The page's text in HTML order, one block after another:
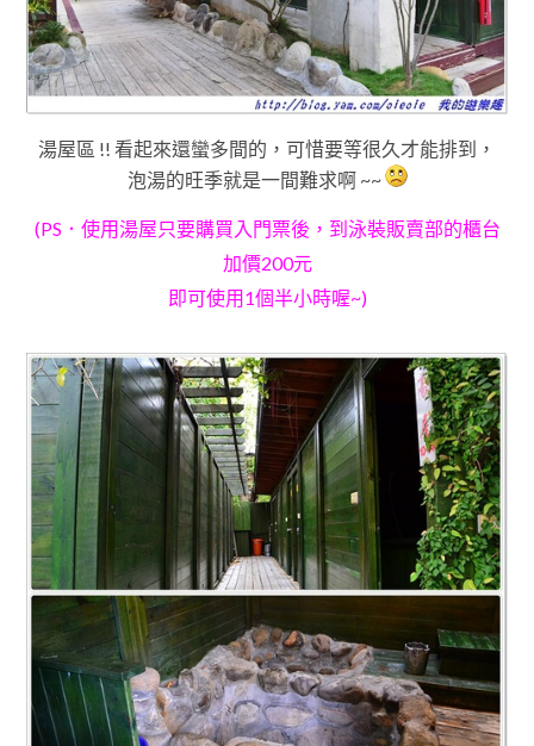
湯屋區 !! 看起來還蠻多間的 ，可惜要等很久才能排到 ，
泡湯的旺季就是一間難求啊 ~~
(PS ． 使用湯屋只要購買入門票後 ， 到泳裝販賣部的櫃台
加價200元
即可使用1個半小時喔~)